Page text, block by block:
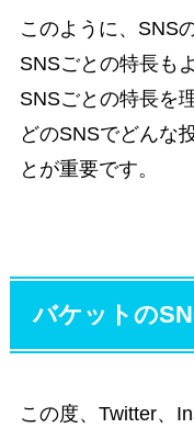
このように、SNS
SNSごとの特長も
SNSごとの特長を
どのSNSでどんな
とが重要です。
バケットの
この度、Twitter、